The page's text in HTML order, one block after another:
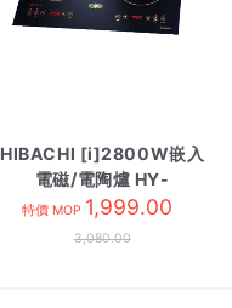
HIBACHI [i]2800W嵌入
電磁/電陶爐 HY-
2800CW/CS
特價 MOP 1,999.00
3,080.00